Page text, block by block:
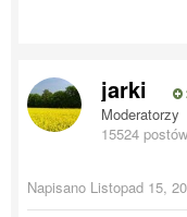
jarki
Moderatorzy
15524 postów
Napisano Listopad 15,